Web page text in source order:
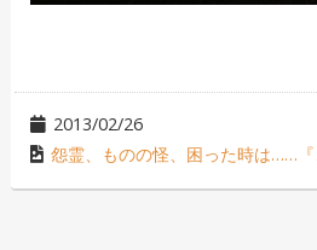
2013/02/26
怨霊、ものの怪、困った時は……『